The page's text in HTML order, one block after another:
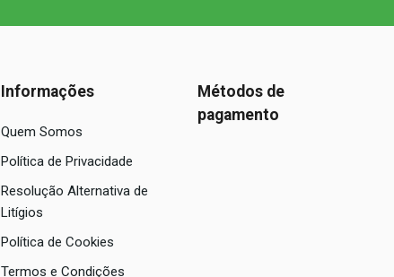
Informações
Quem Somos
Política de Privacidade
Resolução Alternativa de
Litígios
Política de Cookies
Termos e Condições
Métodos de
pagamento